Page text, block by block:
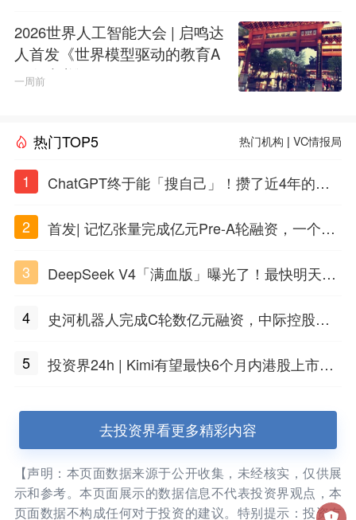
2026世界人工智能大会 | 启鸣达
人首发《世界模型驱动的教育A
GI白皮书》
一周前
热门TOP5 热门机构 |VC情报局
1
ChatGPT终于能「搜自己」！攒了近4年的对
2
首发| 记忆张量完成亿元Pre-A轮融资，一个上
3
DeepSeek V4「满血版」曝光了！最快明天发
4
史河机器人完成C轮数亿元融资，中际控股领
5
投资界24h | Kimi有望最快6个月内港股上市；
去投资界看更多精彩内容
【声明：本页面数据来源于公开收集，未经核实，仅供展
示和参考。本页面展示的数据信息不代表投资界观点，本
页面数据不构成任何对于投资的建议。特别提示：投资有